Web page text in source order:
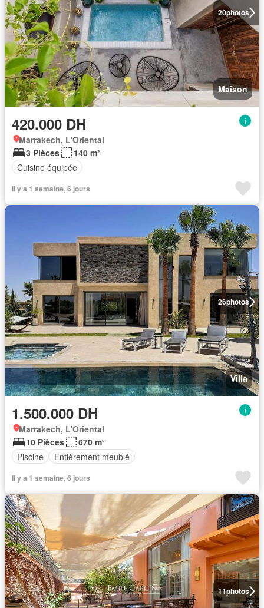
20photos
Maison
420.000 DH
Marrakech, L'Oriental
3 Pièces
140 m²
Cuisine équipée
Il y a 1 semaine, 6 jours
26photos
Villa
1.500.000 DH
Marrakech, L'Oriental
10 Pièces
670 m²
Piscine
Entièrement meublé
Il y a 1 semaine, 6 jours
11photos